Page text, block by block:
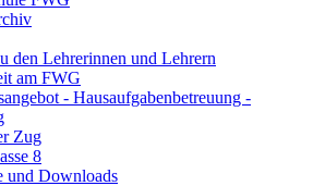
den Lehrerinnen und Lehrern
am FWG
- Hausaufgabenbetreuung -
Zug
8
und Downloads